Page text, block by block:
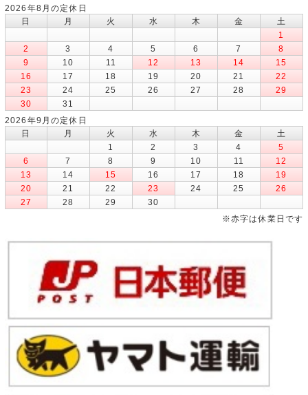
2026年8月の定休日
日
月 火 水 木 金
土
1
2
3 4 5 6 7
8
9
10 11 12 13 14
15
16
17 18 19 20 21
22
23
24 25 26 27 28
29
30
31
2026年9月の定休日
日
月 火 水 木 金
土
1
2 3 4
5
6
7 8 9 10 11
12
13
14 15 16 17 18
19
20
21 22 23 24 25
26
27
28 29
30
※赤字は休業日です